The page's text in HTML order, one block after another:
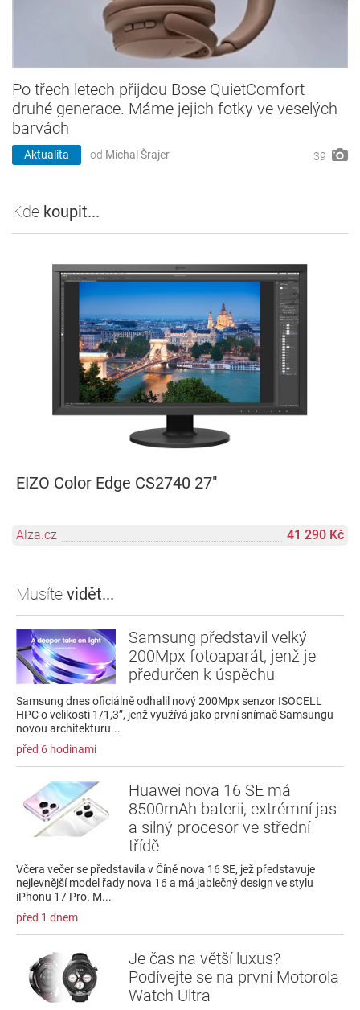
Po třech letech přijdou Bose QuietComfort
druhé generace. Máme jejich fotky ve veselých
barvách
Aktualita od Michal Šrajer 39
Kde koupit...
EIZO Color Edge CS2740 27"
Alza.cz 41 290 Kč
Musíte vidět...
Samsung představil velký
200Mpx fotoaparát, jenž je
předurčen k úspěchu
Samsung dnes oficiálně odhalil nový 200Mpx senzor ISOCELL
HPC o velikosti 1/1,3”, jenž využívá jako první snímač Samsungu
novou architekturu...
před 6 hodinami
Huawei nova 16 SE má
8500mAh baterii, extrémní jas
a silný procesor ve střední
třídě
Včera večer se představila v Číně nova 16 SE, jež představuje
nejlevnější model řady nova 16 a má jablečný design ve stylu
iPhonu 17 Pro. M...
před 1 dnem
Je čas na větší luxus?
Podívejte se na první Motorola
Watch Ultra